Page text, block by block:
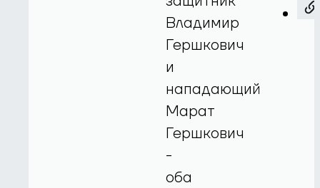
Владимир
Гершкович
и
нападающий
Марат
Гершкович
-
оба